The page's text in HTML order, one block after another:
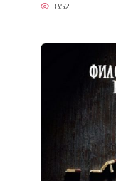
852